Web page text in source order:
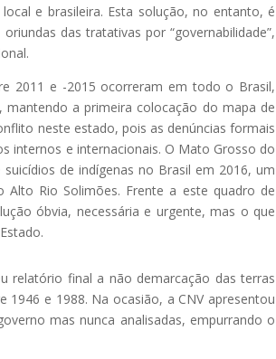
e brasileira. Esta solução, no entanto, é
das tratativas por “governabilidade”,
2011 e -2015 ocorreram em todo o Brasil,
a primeira colocação do mapa de
neste estado, pois as denúncias formais
internos e internacionais. O Mato Grosso do
de indígenas no Brasil em 2016, um
Rio Solimões. Frente a este quadro de
óbvia, necessária e urgente, mas o que
relatório final a não demarcação das terras
e 1988. Na ocasião, a CNV apresentou
mas nunca analisadas, empurrando o